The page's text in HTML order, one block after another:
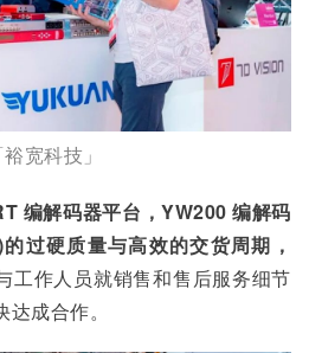
裕宽科技」
编解码器平台，YW200 编解码
过硬质量与高效的交货周期，
工作人员就销售和售后服务细节
成合作。